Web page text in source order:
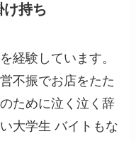
け持ち
経験しています。
不振でお店をたた
ために泣く泣く辞
大学生 バイトもな